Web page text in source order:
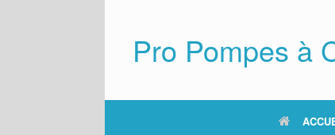
Pro Pompes à